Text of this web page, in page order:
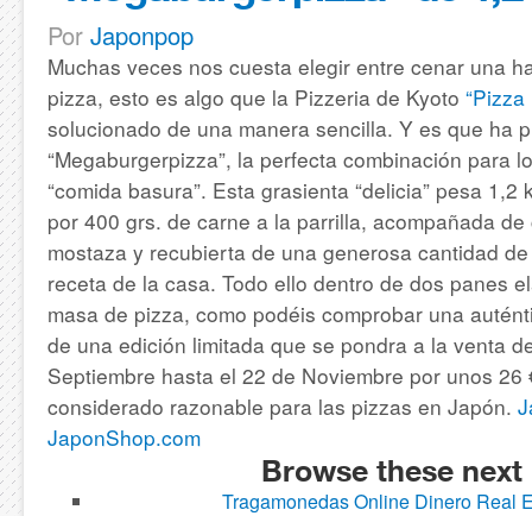
Por Japonpop
Muchas veces nos cuesta elegir entre cenar una
pizza, esto es algo que la Pizzeria de Kyoto
solucionado de una manera sencilla. Y es que ha
“Megaburgerpizza”, la perfecta combinación para
“comida basura”. Esta grasienta “delicia” pesa 1,2
por 400 grs. de carne a la parrilla, acompañada
mostaza y recubierta de una generosa cantidad
receta de la casa. Todo ello dentro de dos panes
masa de pizza, como podéis comprobar una
de una edición limitada que se pondra a la venta
Septiembre hasta el 22 de Noviembre por unos 26
considerado razonable para las pizzas en Japón.
JaponShop.com
Browse these next
Tragamonedas Online Dinero Real